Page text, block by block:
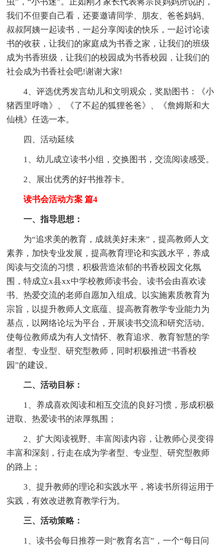
虫”，“小书迷”。正如刚才家长代表蒋宗良妈妈所说的，
我们不但要自己看，还要邀请同学、朋友、爸爸妈妈、
叔叔阿姨一起读书，一起分享阅读的快乐，一起讨论读
书的收获，让我们的家庭成为书香之家，让我们的班级
成为书香班级，让我们的校园成为书香校园，让我们的
社会成为书香社会吧!谢谢大家!
4、评选优秀发言幼儿和文明观众，奖励图书：《小
猪西里呼噜》、《了不起的狐狸爸爸》、《詹姆斯和大
仙桃》任选一本。
四、活动延续
1、幼儿成立读书小组，交换图书，交流阅读感受。
2、展出优秀的好书推荐卡。
读书会活动方案 篇4
一、指导思想：
为“追求美的教育，成就美好未来”，提高教师人文
素养，加快专业发展，提高教育理论和实践水平，养成
阅读与交流的习惯，积极营造浓郁的书香校园文化氛
围，特成立x县xx中学校教师读书会。读书会由喜欢读
书、热爱交流的老师自愿加入组成。以实施素质教育为
宗旨，以提升教师人文底蕴、提高教育教学专业能力为
基点，以网络论坛为平台，开展读书交流和研究活动。
使每位教师成为有人文情怀、教育追求、教育智慧的学
者型、专业型、研究型教师，同时积极推进“书香校
园”的建设。
二、活动目标：
1、养成喜欢阅读和相互交流的良好习惯，形成积极
进取、热爱读书的浓厚氛围；
2、扩大阅读视野、丰富阅读内容，让教师心灵变得
丰富和深刻，行走在成为学者型、专业型、研究型教师
的路上；
3、提升教师的理论和实践水平，将读书所得运用于
实践，有效改进教育教学行为。
三、活动策略：
1、读书会每日推荐一则“教育名言”，一个“每日问